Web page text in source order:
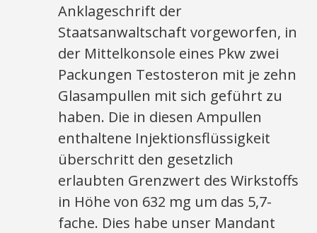
Anklageschrift der
Staatsanwaltschaft vorgeworfen, in
der Mittelkonsole eines Pkw zwei
Packungen Testosteron mit je zehn
Glasampullen mit sich geführt zu
haben. Die in diesen Ampullen
enthaltene Injektionsflüssigkeit
überschritt den gesetzlich
erlaubten Grenzwert des Wirkstoffs
in Höhe von 632 mg um das 5,7-
fache. Dies habe unser Mandant